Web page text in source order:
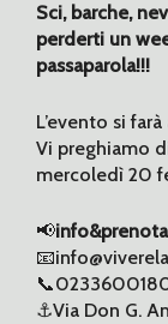
Sci, barche,
perderti un
passaparola!!!
L’evento si
Vi preghiamo
mercoledì 20
📢
⚓️Via Don G.